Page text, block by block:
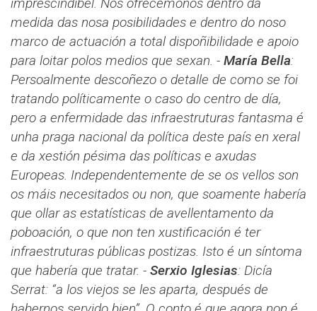
medida das nosa posibilidades e dentro do noso
marco de actuación a total dispoñibilidade e apoio
para loitarpolos medios que sexan. - María Bella​​:
Persoalmente descoñezo o detalle de como se foi
tratando políticamente o caso do centro de día,
pero a enfermidade das infraestruturas fantasma é
unha praga nacional da política deste país en xeral
e da xestión pésima das políticas e axudas
Europeas. Independentemente de se os vellos son
os máis necesitados ou non, que soamente habería
que ollar as estatísticas de avellentamento da
poboación, o que non ten xustificación é ter
infraestruturas públicas postizas. Isto é un síntoma
que habería que tratar. - Serxio Iglesias​​: Dicía
Serrat: “a los viejos se les aparta, después de